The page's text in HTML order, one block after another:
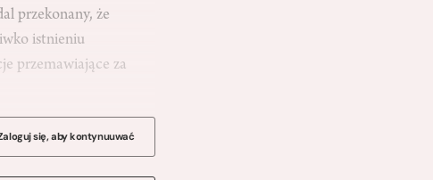
przekonany, że
istnieniu
przemawiające za
się, aby kontynuuwać